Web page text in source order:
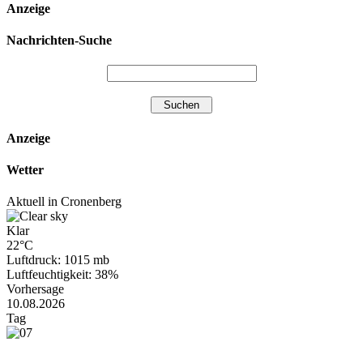
Anzeige
Nachrichten-Suche
Anzeige
Wetter
Aktuell in Cronenberg
Klar
22°C
Luftdruck: 1015 mb
Luftfeuchtigkeit: 38%
Vorhersage
10.08.2026
Tag